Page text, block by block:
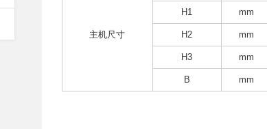
主机尺寸
H1 mm
H2 mm
H3 mm
B mm